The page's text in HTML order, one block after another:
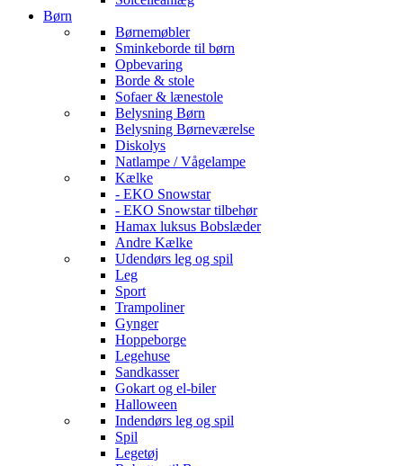
Børn
Børnemøbler
Sminkeborde til børn
Opbevaring
Borde & stole
Sofaer & lænestole
Belysning Børn
Belysning Børneværelse
Diskolys
Natlampe / Vågelampe
Kælke
- EKO Snowstar
- EKO Snowstar tilbehør
Hamax luksus Bobslæder
Andre Kælke
Udendørs leg og spil
Leg
Sport
Trampoliner
Gynger
Hoppeborge
Legehuse
Sandkasser
Gokart og el-biler
Halloween
Indendørs leg og spil
Spil
Legetøj